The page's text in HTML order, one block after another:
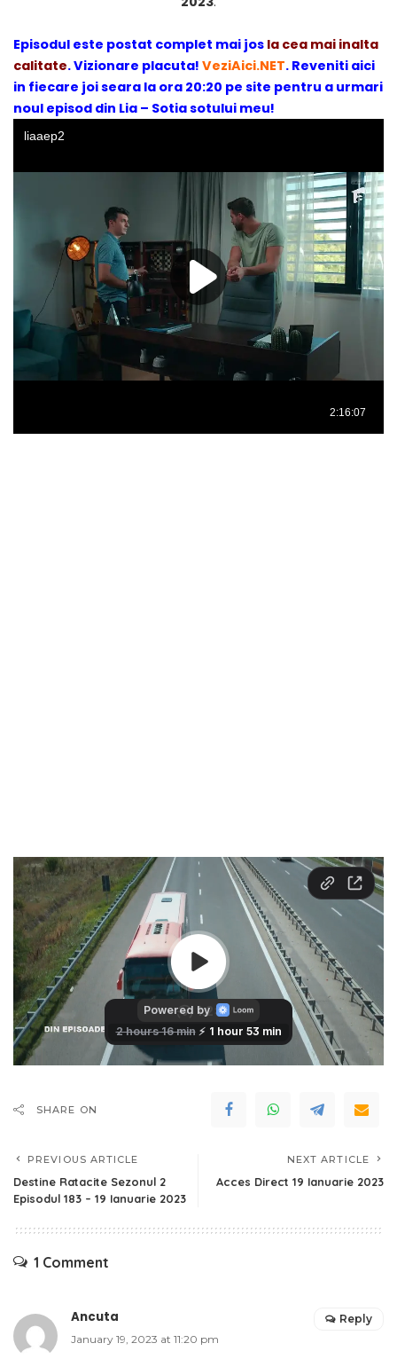
Episodul este postat complet mai jos la cea mai inalta
calitate. Vizionare placuta! VeziAici.NET. Reveniti aici
in fiecare joi seara la ora 20:20 pe site pentru a urmari
noul episod din Lia – Sotia sotului meu!
SHARE ON
PREVIOUS ARTICLE
Destine Ratacite Sezonul 2
Episodul 183 – 19 Ianuarie 2023
NEXT ARTICLE
Acces Direct 19 Ianuarie 2023
1 Comment
Ancuta
January 19, 2023 at 11:20 pm
Reply